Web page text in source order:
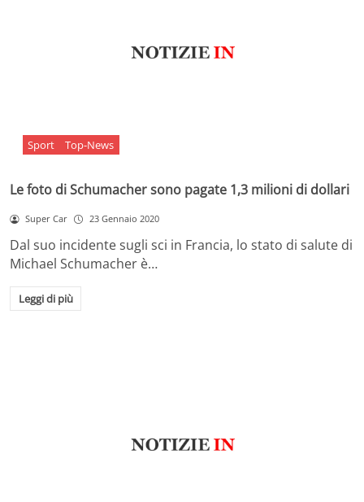
Sport Top-News
Le foto di Schumacher sono pagate 1,3 milioni di dollari
Super Car 23 Gennaio 2020
Dal suo incidente sugli sci in Francia, lo stato di salute di
Michael Schumacher è…
Leggi di più